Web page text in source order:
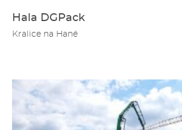
Hala DGPack
Kralice na Hané